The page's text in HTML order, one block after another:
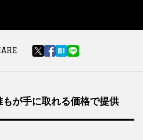
が手に取れる価格で提供